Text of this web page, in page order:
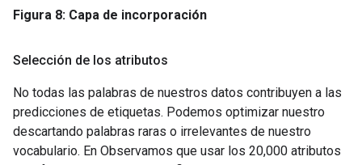
Figura 8: Capa de incorporación
Selección de los atributos
No todas las palabras de nuestros datos contribuyen a las
predicciones de etiquetas. Podemos optimizar nuestro
descartando palabras raras o irrelevantes de nuestro
vocabulario. En Observamos que usar los 20,000 atributos